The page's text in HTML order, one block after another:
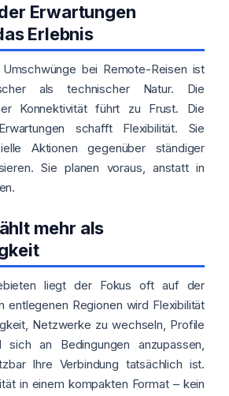
Erwartungen
Erlebnis
bei Remote-Reisen ist
als technischer Natur. Die
Konnektivität führt zu Frust. Die
schafft Flexibilität. Sie
Aktionen gegenüber ständiger
Sie planen voraus, anstatt in
mehr als
liegt der Fokus oft auf der
entlegenen Regionen wird Flexibilität
Netzwerke zu wechseln, Profile
an Bedingungen anzupassen,
Ihre Verbindung tatsächlich ist.
in einem kompakten Format – kein